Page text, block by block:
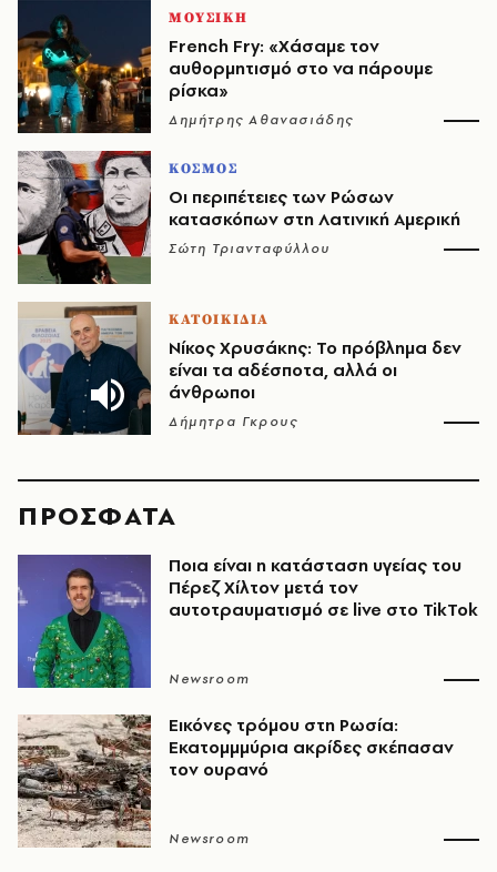
ΜΟΥΣΙΚΗ
French Fry: «Χάσαμε τον
αυθορμητισμό στο να πάρουμε
ρίσκα»
Δημήτρης Αθανασιάδης
ΚΟΣΜΟΣ
Οι περιπέτειες των Ρώσων
κατασκόπων στη Λατινική Αμερική
Σώτη Τριανταφύλλου
ΚΑΤΟΙΚΙΔΙΑ
Νίκος Χρυσάκης: Το πρόβλημα δεν
είναι τα αδέσποτα, αλλά οι
άνθρωποι
Δήμητρα Γκρους
ΠΡΟΣΦΑΤΑ
Ποια είναι η κατάσταση υγείας του
Πέρεζ Χίλτον μετά τον
αυτοτραυματισμό σε live στο TikTok
Newsroom
Εικόνες τρόμου στη Ρωσία:
Εκατομμμύρια ακρίδες σκέπασαν
τον ουρανό
Newsroom